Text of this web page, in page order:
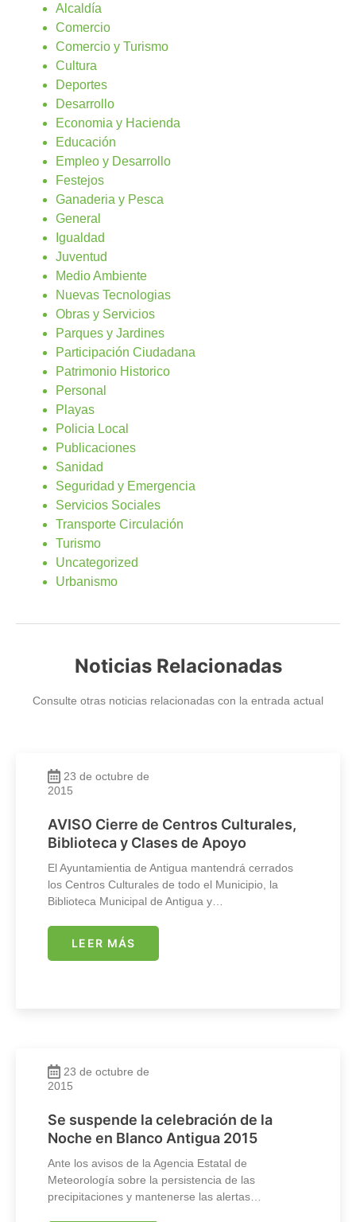
Alcaldía
Comercio
Comercio y Turismo
Cultura
Deportes
Desarrollo
Economia y Hacienda
Educación
Empleo y Desarrollo
Festejos
Ganaderia y Pesca
General
Igualdad
Juventud
Medio Ambiente
Nuevas Tecnologias
Obras y Servicios
Parques y Jardines
Participación Ciudadana
Patrimonio Historico
Personal
Playas
Policia Local
Publicaciones
Sanidad
Seguridad y Emergencia
Servicios Sociales
Transporte Circulación
Turismo
Uncategorized
Urbanismo
Noticias Relacionadas
Consulte otras noticias relacionadas con la entrada actual
23 de octubre de
2015
AVISO Cierre de Centros Culturales,
Biblioteca y Clases de Apoyo
El Ayuntamientia de Antigua mantendrá cerrados
los Centros Culturales de todo el Municipio, la
Biblioteca Municipal de Antigua y…
LEER MÁS
23 de octubre de
2015
Se suspende la celebración de la
Noche en Blanco Antigua 2015
Ante los avisos de la Agencia Estatal de
Meteorología sobre la persistencia de las
precipitaciones y mantenerse las alertas…